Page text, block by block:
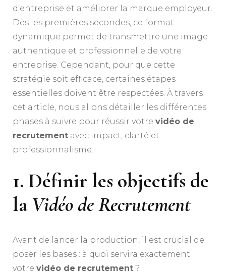
d’entreprise et améliorer la marque employeur.
Dès les premières secondes, ce format
dynamique permet de transmettre une image
authentique et professionnelle de votre
entreprise. Cependant, pour que cette
stratégie soit efficace, certaines étapes
essentielles doivent être respectées. À travers
cet article, nous allons détailler les différentes
phases à suivre pour réussir votre vidéo de
recrutement avec impact, clarté et
professionnalisme.
1. Définir les objectifs de
la Vidéo de Recrutement
Avant de lancer la production, il est crucial de
poser les bases : à quoi servira exactement
votre vidéo de recrutement ?